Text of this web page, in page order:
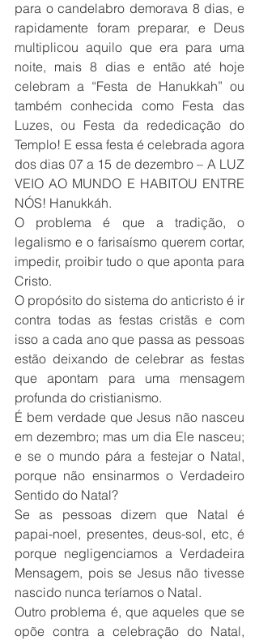
para o candelabro demorava 8 dias, e
rapidamente foram preparar, e Deus
multiplicou aquilo que era para uma
noite, mais 8 dias e então até hoje
celebram a “Festa de Hanukkah” ou
também conhecida como Festa das
Luzes, ou Festa da rededicação do
Templo! E essa festa é celebrada agora
dos dias 07 a 15 de dezembro – A LUZ
VEIO AO MUNDO E HABITOU ENTRE
NÓS! Hanukkáh.
O problema é que a tradição, o
legalismo e o farisaísmo querem cortar,
impedir, proibir tudo o que aponta para
Cristo.
O propósito do sistema do anticristo é ir
contra todas as festas cristãs e com
isso a cada ano que passa as pessoas
estão deixando de celebrar as festas
que apontam para uma mensagem
profunda do cristianismo.
É bem verdade que Jesus não nasceu
em dezembro; mas um dia Ele nasceu;
e se o mundo pára a festejar o Natal,
porque não ensinarmos o Verdadeiro
Sentido do Natal?
Se as pessoas dizem que Natal é
papai-noel, presentes, deus-sol, etc, é
porque negligenciamos a Verdadeira
Mensagem, pois se Jesus não tivesse
nascido nunca teríamos o Natal.
Outro problema é, que aqueles que se
opõe contra a celebração do Natal,